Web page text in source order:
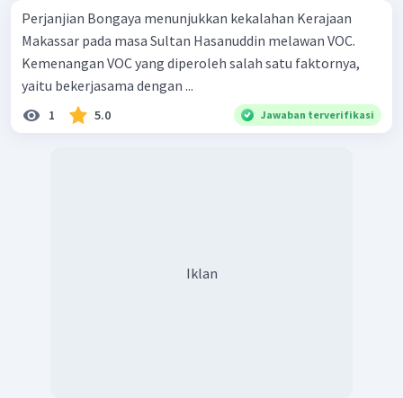
Perjanjian Bongaya menunjukkan kekalahan Kerajaan
Makassar pada masa Sultan Hasanuddin melawan VOC.
Kemenangan VOC yang diperoleh salah satu faktornya,
yaitu bekerjasama dengan ...
1 5.0 Jawaban terverifikasi
Iklan